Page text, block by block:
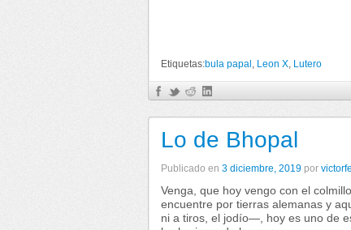
Etiquetas:bula papal, Leon X, Lutero
Lo de Bhopal
Publicado en 3 diciembre, 2019 por
Venga, que hoy vengo con el
encuentre por tierras alemanas y
ni a tiros, el jodío―, hoy es uno de